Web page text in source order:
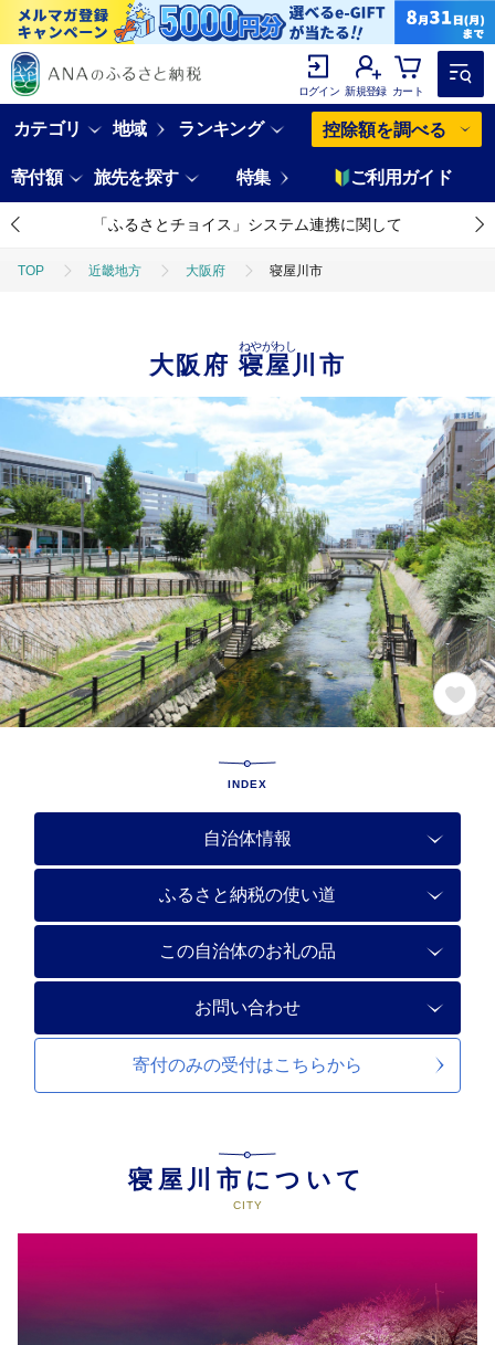
ログイン 新規登録 カート
カテゴリ 地域 ランキング 控除額を調べる
寄付額 旅先を探す 特集 ご利用ガイド
「ふるさとチョイス」システム連携に関して
TOP 近畿地方 大阪府 寝屋川市
大阪府寝屋川市
ねやがわし
INDEX
自治体情報
ふるさと納税の使い道
この自治体のお礼の品
お問い合わせ
寄付のみの受付はこちらから
寝屋川市について